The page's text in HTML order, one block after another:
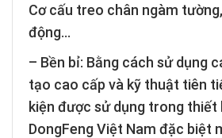
Cơ cấu treo chân ngàm
động…
– Bền bỉ: Bằng cách sử dụng
tạo cao cấp và kỹ thuật tiên
kiện được sử dụng trong thiết
DongFeng Việt Nam đặc biệt